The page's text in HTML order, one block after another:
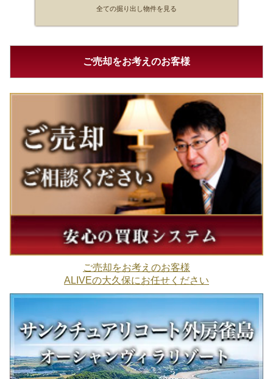
全ての掘り出し物件を見る
ご売却をお考えのお客様
ご売却をお考えのお客様
ALIVEの大久保にお任せください